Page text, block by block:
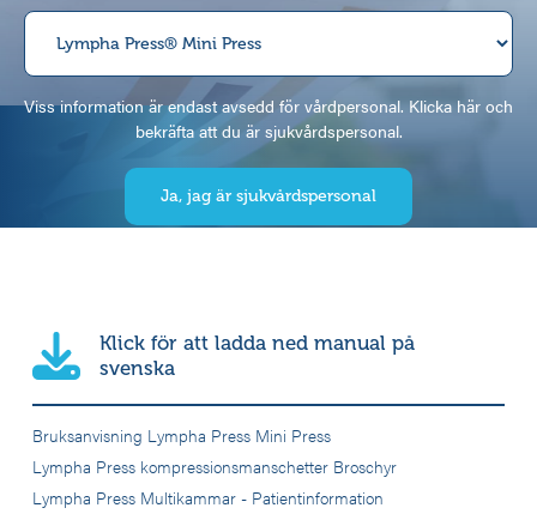
Viss information är endast avsedd för vårdpersonal. Klicka här och
bekräfta att du är sjukvårdspersonal.
Ja, jag är sjukvårdspersonal
Klick för att ladda ned manual på
svenska
Bruksanvisning Lympha Press Mini Press
Lympha Press kompressionsmanschetter Broschyr
Lympha Press Multikammar - Patientinformation